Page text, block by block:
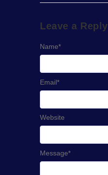
Leave a Reply
Message*
Name*
Email*
Website